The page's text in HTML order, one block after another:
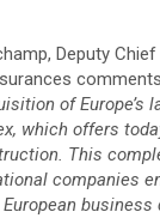
Deputy
of Europe’s
which offers
This
companies